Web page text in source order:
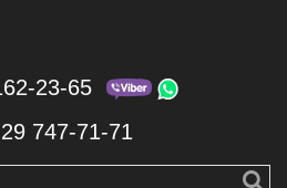
23-65
747-71-71